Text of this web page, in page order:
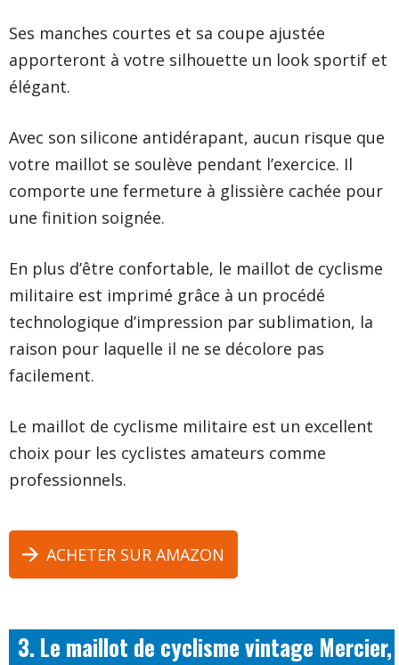
Ses manches courtes et sa coupe ajustée
apporteront à votre silhouette un look sportif et
élégant.
Avec son silicone antidérapant, aucun risque que
votre maillot se soulève pendant l’exercice. Il
comporte une fermeture à glissière cachée pour
une finition soignée.
En plus d’être confortable, le maillot de cyclisme
militaire est imprimé grâce à un procédé
technologique d’impression par sublimation, la
raison pour laquelle il ne se décolore pas
facilement.
Le maillot de cyclisme militaire est un excellent
choix pour les cyclistes amateurs comme
professionnels.
ACHETER SUR AMAZON
3. Le maillot de cyclisme vintage Mercier,